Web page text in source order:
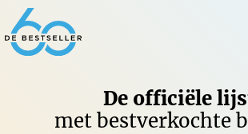
De officiële
met bestverkochte